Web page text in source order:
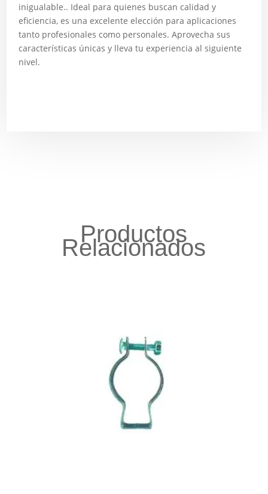
inigualable.. Ideal para quienes buscan calidad y
eficiencia, es una excelente elección para aplicaciones
tanto profesionales como personales. Aprovecha sus
características únicas y lleva tu experiencia al siguiente
nivel.
Productos
Relacionados